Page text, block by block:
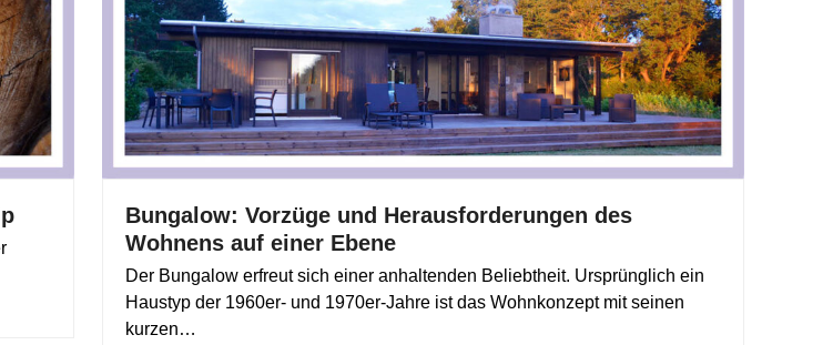
Bungalow: Vorzüge und Herausforderungen des
Wohnens auf einer Ebene
Der Bungalow erfreut sich einer anhaltenden Beliebtheit. Ursprünglich ein
Haustyp der 1960er- und 1970er-Jahre ist das Wohnkonzept mit seinen
kurzen…